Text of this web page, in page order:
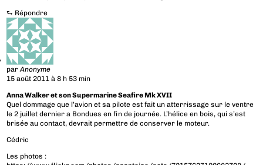
⮑ Répondre
parAnonyme
15 août 2011 à 8 h 53 min
Anna Walker et son Supermarine Seafire Mk XVII
Quel dommage que l’avion et sa pilote est fait un atterrissage sur le ventre
le 2 juillet dernier a Bondues en fin de journée. L’hélice en bois, qui s’est
brisée au contact, devrait permettre de conserver le moteur.
Cédric
Les photos :